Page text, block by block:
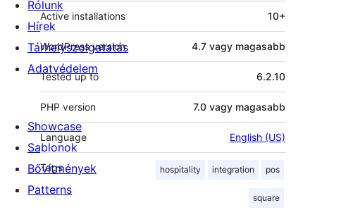
Active installations 10+
WordPress version 4.7 vagy magasabb
Tested up to 6.2.10
PHP version 7.0 vagy magasabb
Language English (US)
Tags hospitality integration pos
square
Rólunk
Hírek
Tárhelyszolgatatás
Adatvédelem
Showcase
Sablonok
Bővítmények
Patterns